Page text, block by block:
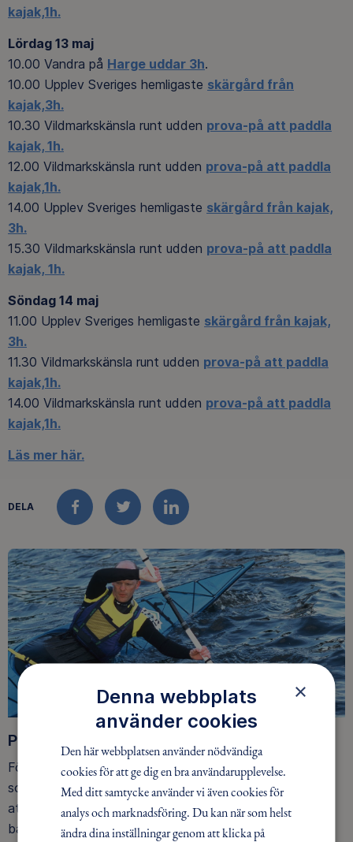
kajak,1h.
Lördag 13 maj
10.00 Vandra på Harge uddar 3h.
10.00 Upplev Sveriges hemligaste skärgård från
kajak,3h.
10.30 Vildmarkskänsla runt udden prova-på att paddla
kajak, 1h.
12.00 Vildmarkskänsla runt udden prova-på att paddla
kajak,1h.
14.00 Upplev Sveriges hemligaste skärgård från kajak,
3h.
15.30 Vildmarkskänsla runt udden prova-på att paddla
kajak, 1h.
Söndag 14 maj
11.00 Upplev Sveriges hemligaste skärgård från kajak,
3h.
11.30 Vildmarkskänsla runt udden prova-på att paddla
kajak,1h.
14.00 Vildmarkskänsla runt udden prova-på att paddla
kajak,1h.
Läs mer här.
DELA
FACEBOOKTWITTERLINKEDIN
Paddelteknik
För att kunna paddla kajak effektivt behövs en kajak
som passar din kroppsstorlek. En för stor kajak är svår
att hantera, en som är för liten ger problem med både
balans och utrymme.
×
Denna webbplats
använder cookies
Den här webbplatsen använder nödvändiga
cookies för att ge dig en bra användarupplevelse.
Med ditt samtycke använder vi även cookies för
analys och marknadsföring. Du kan när som helst
ändra dina inställningar genom att klicka på